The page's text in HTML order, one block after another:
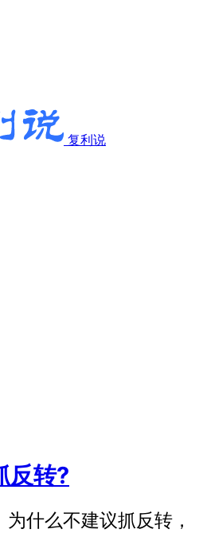
复利说
反转?
什么不建议抓反转，